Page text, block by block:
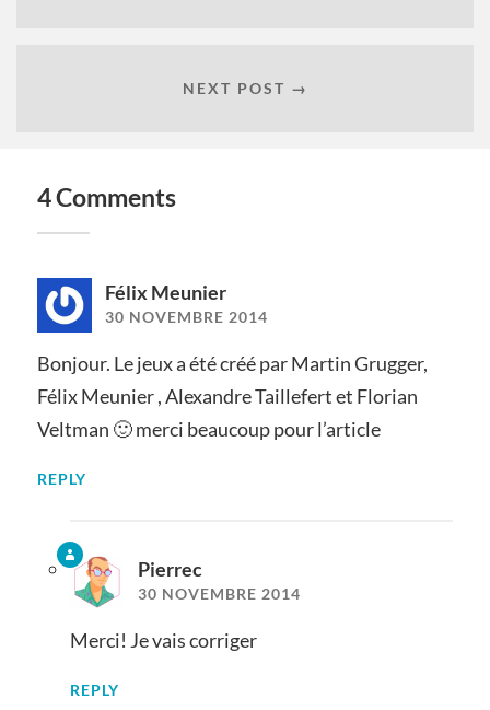
NEXT POST →
4 Comments
Félix Meunier
30 NOVEMBRE 2014
Bonjour. Le jeux a été créé par Martin Grugger,
Félix Meunier , Alexandre Taillefert et Florian
Veltman 🙂 merci beaucoup pour l’article
REPLY
Pierrec
30 NOVEMBRE 2014
Merci! Je vais corriger
REPLY